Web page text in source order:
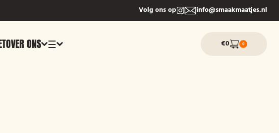
Volg ons op info@smaakmaatjes.nl
OVER ONS ☰ €0 0